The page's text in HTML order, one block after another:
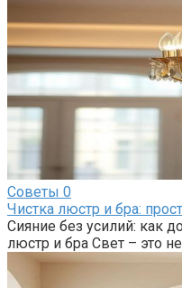
Советы 0
Чистка люстр и бра:
Сияние без усилий: как
люстр и бра Свет – это не